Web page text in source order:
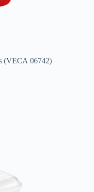
(VECA 06742)